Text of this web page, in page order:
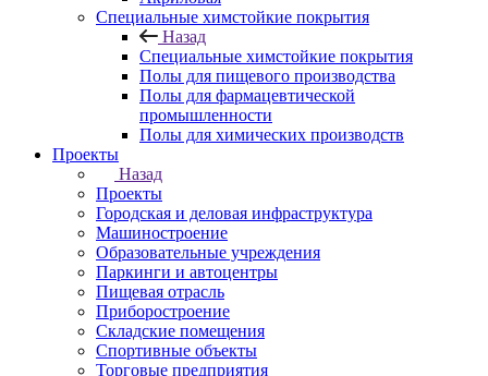
Специальные химстойкие покрытия
Назад
Специальные химстойкие покрытия
Полы для пищевого производства
Полы для фармацевтической
промышленности
Полы для химических производств
Проекты
Назад
Проекты
Городская и деловая инфраструктура
Машиностроение
Образовательные учреждения
Паркинги и автоцентры
Пищевая отрасль
Приборостроение
Складские помещения
Спортивные объекты
Торговые предприятия